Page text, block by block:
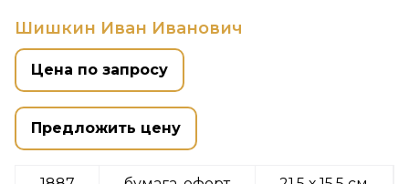
Шишкин Иван Иванович
Цена по запросу
Предложить цену